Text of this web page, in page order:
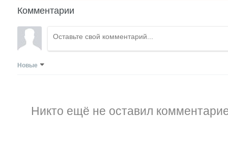
Комментарии
Новые
Никто ещё не оставил